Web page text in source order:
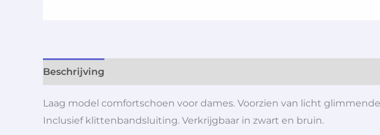
Beschrijving
Laag model comfortschoen voor dames. Voorzien van licht
Inclusief klittenbandsluiting. Verkrijgbaar in zwart en bruin.